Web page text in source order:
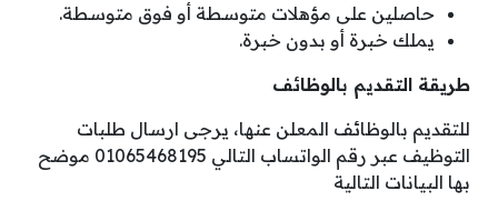
حاصلين على مؤهلات متوسطة أو فوق متوسطة.
يملك خبرة أو بدون خبرة.
طريقة التقديم بالوظائف
للتقديم بالوظائف المعلن عنها، يرجى ارسال طلبات
التوظيف عبر رقم الواتساب التالي 01065468195 موضح
بها البيانات التالية